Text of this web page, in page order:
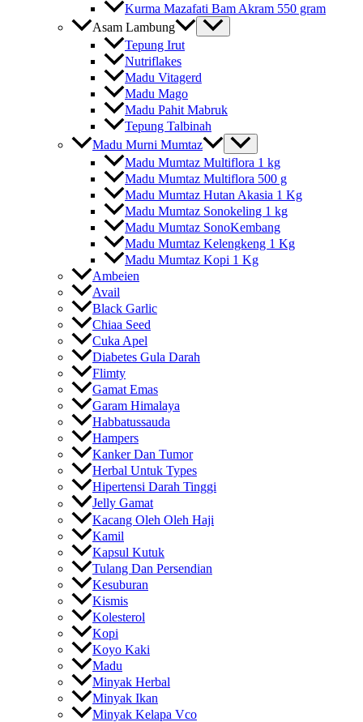
Kurma Mazafati Bam Akram 550 gram
Asam Lambung
Tepung Irut
Nutriflakes
Madu Vitagerd
Madu Mago
Madu Pahit Mabruk
Tepung Talbinah
Madu Murni Mumtaz
Madu Mumtaz Multiflora 1 kg
Madu Mumtaz Multiflora 500 g
Madu Mumtaz Hutan Akasia 1 Kg
Madu Mumtaz Sonokeling 1 kg
Madu Mumtaz SonoKembang
Madu Mumtaz Kelengkeng 1 Kg
Madu Mumtaz Kopi 1 Kg
Ambeien
Avail
Black Garlic
Chiaa Seed
Cuka Apel
Diabetes Gula Darah
Flimty
Gamat Emas
Garam Himalaya
Habbatussauda
Hampers
Kanker Dan Tumor
Herbal Untuk Types
Hipertensi Darah Tinggi
Jelly Gamat
Kacang Oleh Oleh Haji
Kamil
Kapsul Kutuk
Tulang Dan Persendian
Kesuburan
Kismis
Kolesterol
Kopi
Koyo Kaki
Madu
Minyak Herbal
Minyak Ikan
Minyak Kelapa Vco